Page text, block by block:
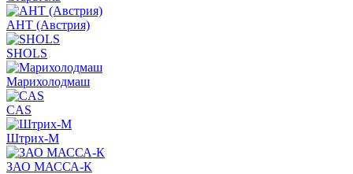
АНТ (Австрия)
SHOLS
Марихолодмаш
CAS
Штрих-М
ЗАО МАССА-К